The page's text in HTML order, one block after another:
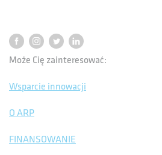
Może Cię zainteresować:
Wsparcie innowacji
O ARP
FINANSOWANIE